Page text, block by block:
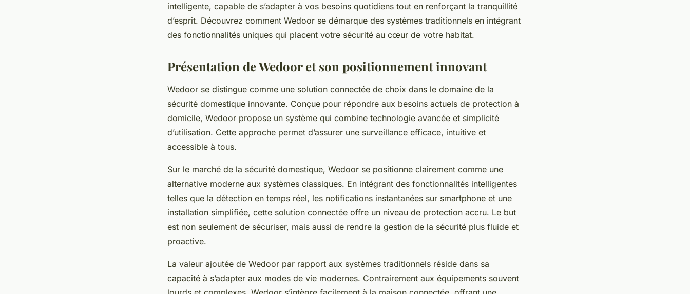
intelligente, capable de s’adapter à vos besoins quotidiens tout en renforçant la tranquillité
d’esprit. Découvrez comment Wedoor se démarque des systèmes traditionnels en intégrant
des fonctionnalités uniques qui placent votre sécurité au cœur de votre habitat.
Présentation de Wedoor et son positionnement innovant
Wedoor se distingue comme une solution connectée de choix dans le domaine de la
sécurité domestique innovante. Conçue pour répondre aux besoins actuels de protection à
domicile, Wedoor propose un système qui combine technologie avancée et simplicité
d’utilisation. Cette approche permet d’assurer une surveillance efficace, intuitive et
accessible à tous.
Sur le marché de la sécurité domestique, Wedoor se positionne clairement comme une
alternative moderne aux systèmes classiques. En intégrant des fonctionnalités intelligentes
telles que la détection en temps réel, les notifications instantanées sur smartphone et une
installation simplifiée, cette solution connectée offre un niveau de protection accru. Le but
est non seulement de sécuriser, mais aussi de rendre la gestion de la sécurité plus fluide et
proactive.
La valeur ajoutée de Wedoor par rapport aux systèmes traditionnels réside dans sa
capacité à s’adapter aux modes de vie modernes. Contrairement aux équipements souvent